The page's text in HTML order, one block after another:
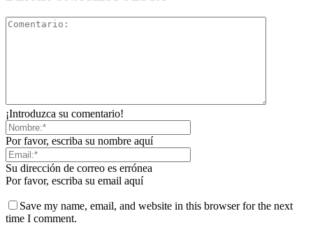
¡Introduzca su comentario!
Por favor, escriba su nombre aquí
Su dirección de correo es errónea
Por favor, escriba su email aquí
Save my name, email, and website in this browser for the next
time I comment.